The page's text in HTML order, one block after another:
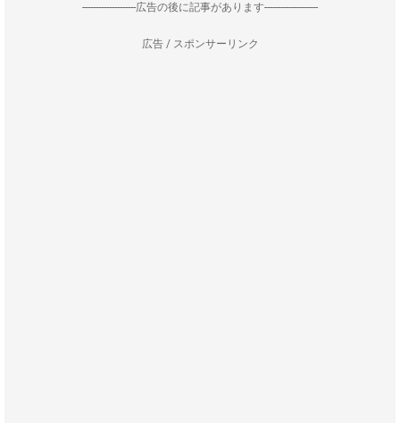
--------------------広告の後に記事があります--------------------
広告 / スポンサーリンク